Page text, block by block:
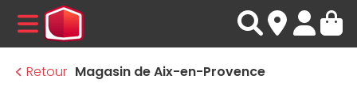
MENU
Retour Magasin de Aix-en-Provence